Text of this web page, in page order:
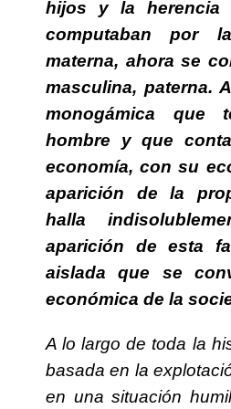
hijos y la herencia
computaban por
materna, ahora se
masculina, paterna.
monogámica
hombre y que
economía, con su
aparición de la
halla
aparición de esta
aislada que se
económica de la
A lo largo de toda la
basada en la
en una situación